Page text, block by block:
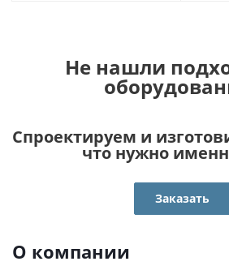
Не нашли
Спроектируем и
что нужно
Заказать
О компании